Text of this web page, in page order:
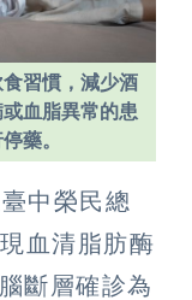
習慣，減少酒
血脂異常的患
藥。
中榮民總
血清脂肪酶
斷層確診為